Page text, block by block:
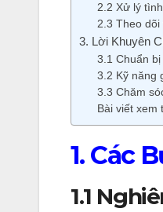
2.2 Xử lý
2.3 Theo
3. Lời Khuyên
3.1 Chuẩn
3.2 Kỹ năng
3.3 Chăm
Bài viết xem
1. Các
1.1